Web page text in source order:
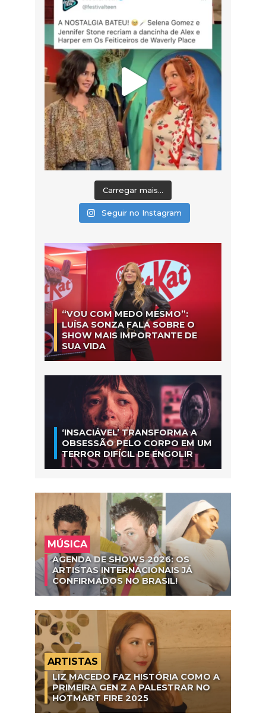
Carregar mais...
Seguir no Instagram
“VOU COM MEDO MESMO”:
LUÍSA SONZA FALA SOBRE O
SHOW MAIS IMPORTANTE DE
SUA VIDA
‘INSACIÁVEL’ TRANSFORMA A
OBSESSÃO PELO CORPO EM UM
TERROR DIFÍCIL DE ENGOLIR
MÚSICA
AGENDA DE SHOWS 2026: OS
ARTISTAS INTERNACIONAIS JÁ
CONFIRMADOS NO BRASIL!
ARTISTAS
LIZ MACEDO FAZ HISTÓRIA COMO A
PRIMEIRA GEN Z A PALESTRAR NO
HOTMART FIRE 2025